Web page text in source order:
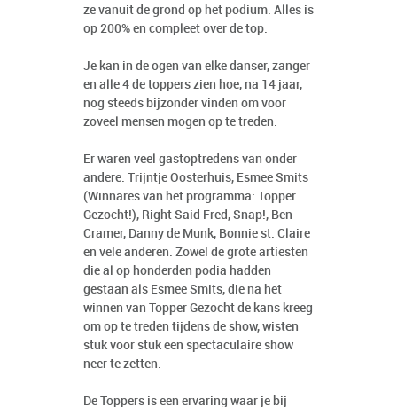
ze vanuit de grond op het podium. Alles is
op 200% en compleet over de top.
Je kan in de ogen van elke danser, zanger
en alle 4 de toppers zien hoe, na 14 jaar,
nog steeds bijzonder vinden om voor
zoveel mensen mogen op te treden.
Er waren veel gastoptredens van onder
andere: Trijntje Oosterhuis, Esmee Smits
(Winnares van het programma: Topper
Gezocht!), Right Said Fred, Snap!, Ben
Cramer, Danny de Munk, Bonnie st. Claire
en vele anderen. Zowel de grote artiesten
die al op honderden podia hadden
gestaan als Esmee Smits, die na het
winnen van Topper Gezocht de kans kreeg
om op te treden tijdens de show, wisten
stuk voor stuk een spectaculaire show
neer te zetten.
De Toppers is een ervaring waar je bij